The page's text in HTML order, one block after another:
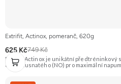
Extrifit, Actinox, pomeranč, 620g
625 Kč749 Kč
Extrifit Actinox je unikátní předtréninkový
oxidu dusnatého (NO) pro maximální